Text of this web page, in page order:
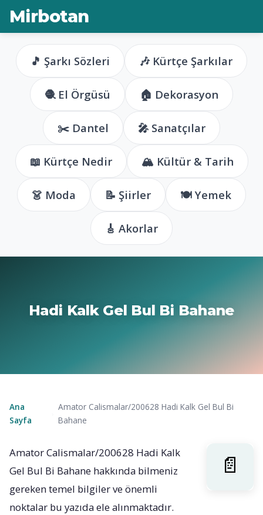
Mirbotan
🎵 Şarkı Sözleri 🎶 Kürtçe Şarkılar
🧶 El Örgüsü 🏠 Dekorasyon
✂️ Dantel 🎤 Sanatçılar
📖 Kürtçe Nedir 🏔️ Kültür & Tarih
👗 Moda 📝 Şiirler 🍽️ Yemek
🎸 Akorlar
Hadi Kalk Gel Bul Bi Bahane
Ana
Sayfa
Amator Calismalar/200628 Hadi Kalk Gel Bul Bi
Bahane
Amator Calismalar/200628 Hadi Kalk
Gel Bul Bi Bahane hakkında bilmeniz
gereken temel bilgiler ve önemli
noktalar bu yazıda ele alınmaktadır.